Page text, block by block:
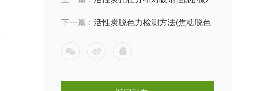
响 微孔中孔大孔吸附机理
下一篇： 活性炭脱色力检测方法(焦糖脱色
/ 糖液脱色)